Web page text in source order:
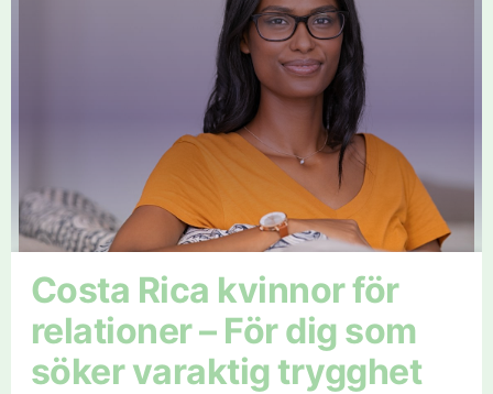
Costa Rica kvinnor för
relationer – För dig som
söker varaktig trygghet